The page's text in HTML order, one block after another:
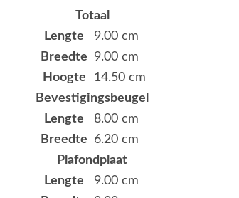
Totaal
Lengte
9.00 cm
Breedte
9.00 cm
Hoogte
14.50 cm
Bevestigingsbeugel
Lengte
8.00 cm
Breedte
6.20 cm
Plafondplaat
Lengte
9.00 cm